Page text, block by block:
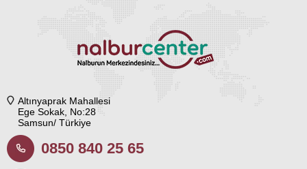
Altınyaprak Mahallesi
Ege Sokak, No:28
Samsun/ Türkiye
0850 840 25 65